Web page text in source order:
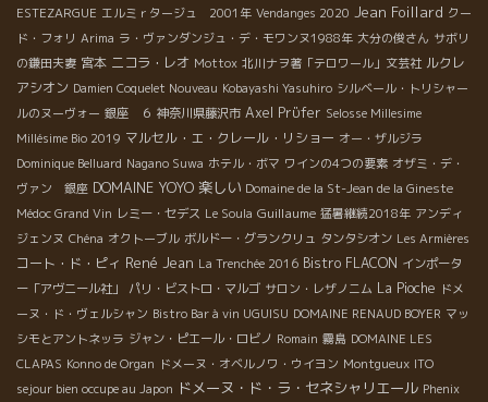
ESTEZARGUE エルミｒタージュ 2001年 Vendanges 2020 Jean Foillard クー
ド・フォリ Arima ラ・ヴァンダンジュ・デ・モワンヌ1988年 大分の俊さん サボリ
の鎌田夫妻 宮本 ニコラ・レオ Mottox 北川ナヲ著「テロワール」文芸社 ルクレ
アシオン Damien Coquelet Nouveau Kobayashi Yasuhiro シルベール・トリシャー
ルのヌーヴォー 銀座 ６ 神奈川県藤沢市 Axel Prϋfer Selosse Millesime
Millésime Bio 2019 マルセル・エ・クレール・リショー オー・ザルジラ
Dominique Belluard Nagano Suwa ホテル・ボマ ワインの4つの要素 オザミ・デ・
ヴァン 銀座 DOMAINE YOYO 楽しい Domaine de la St-Jean de la Gineste
Médoc Grand Vin レミー・セデス Le Soula Guillaume 猛暑継続2018年 アンディ
ジェンヌ Chéna オクトーブル ボルドー・グランクリュ タンタシオン Les Armières
コート・ド・ピィ René Jean La Trenchée 2016 Bistro FLACON インポータ
ー「アヴニール社」
パリ・ビストロ・マルゴ サロン・レザノニム La Pioche ドメ
ーヌ・ド・ヴェルシャン Bistro Bar à vin UGUISU DOMAINE RENAUD BOYER マッ
シモとアントネッラ ジャン・ピエール・ロビノ Romain 霧島 DOMAINE LES
CLAPAS Konno de Organ ドメーヌ・オベルノワ・ウイヨン Montgueux ITO
sejour bien occupe au Japon ドメーヌ・ド・ラ・セネシャリエール Phenix